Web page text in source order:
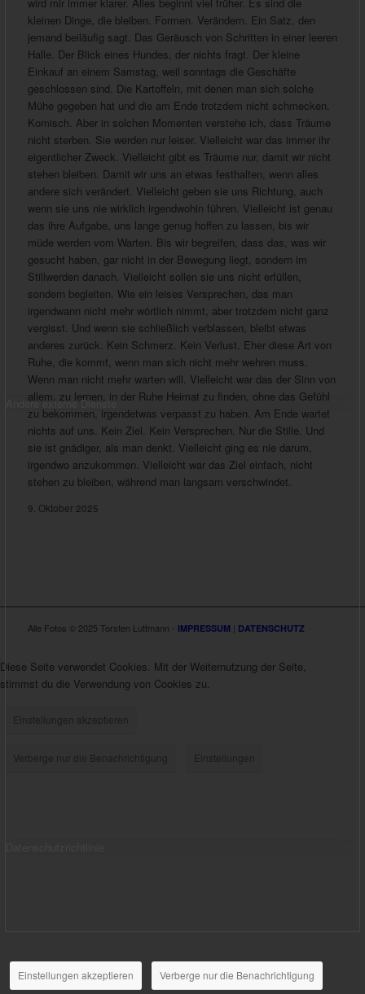
Andere externe Dienste
Einstellungen akzeptieren Verberge nur die Benachrichtigung
kleinen Dinge, die bleiben. Formen. Verändern. Ein Satz, den
jemand beiläufig sagt. Das Geräusch von Schritten in einer leeren
Halle. Der Blick eines Hundes, der nichts fragt. Der kleine
Einkauf an einem Samstag, weil sonntags die Geschäfte
geschlossen sind. Die Kartoffeln, mit denen man sich solche
Mühe gegeben hat und die am Ende trotzdem nicht schmecken.
Komisch. Aber in solchen Momenten verstehe ich, dass Träume
nicht sterben. Sie werden nur leiser. Vielleicht war das immer ihr
eigentlicher Zweck. Vielleicht gibt es Träume nur, damit wir nicht
stehen bleiben. Damit wir uns an etwas festhalten, wenn alles
andere sich verändert. Vielleicht geben sie uns Richtung, auch
wenn sie uns nie wirklich irgendwohin führen. Vielleicht ist genau
das ihre Aufgabe, uns lange genug hoffen zu lassen, bis wir
müde werden vom Warten. Bis wir begreifen, dass das, was wir
gesucht haben, gar nicht in der Bewegung liegt, sondern im
Stillwerden danach. Vielleicht sollen sie uns nicht erfüllen,
sondern begleiten. Wie ein leises Versprechen, das man
irgendwann nicht mehr wörtlich nimmt, aber trotzdem nicht ganz
vergisst. Und wenn sie schließlich verblassen, bleibt etwas
anderes zurück. Kein Schmerz. Kein Verlust. Eher diese Art von
Ruhe, die kommt, wenn man sich nicht mehr wehren muss.
Wenn man nicht mehr warten will. Vielleicht war das der Sinn von
allem, zu lernen, in der Ruhe Heimat zu finden, ohne das Gefühl
zu bekommen, irgendetwas verpasst zu haben. Am Ende wartet
nichts auf uns. Kein Ziel. Kein Versprechen. Nur die Stille. Und
sie ist gnädiger, als man denkt. Vielleicht ging es nie darum,
irgendwo anzukommen. Vielleicht war das Ziel einfach, nicht
stehen zu bleiben, während man langsam verschwindet.
9. Oktober 2025
Alle Fotos © 2025 Torsten Luttmann - IMPRESSUM| DATENSCHUTZ
Diese Seite verwendet Cookies. Mit der Weiternutzung der Seite,
stimmst du die Verwendung von Cookies zu.
Einstellungen akzeptieren
Verberge nur die Benachrichtigung Einstellungen